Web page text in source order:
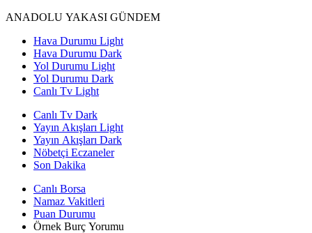
ANADOLU YAKASI GÜNDEM
Hava Durumu Light
Hava Durumu Dark
Yol Durumu Light
Yol Durumu Dark
Canlı Tv Light
Canlı Tv Dark
Yayın Akışları Light
Yayın Akışları Dark
Nöbetçi Eczaneler
Son Dakika
Canlı Borsa
Namaz Vakitleri
Puan Durumu
Örnek Burç Yorumu